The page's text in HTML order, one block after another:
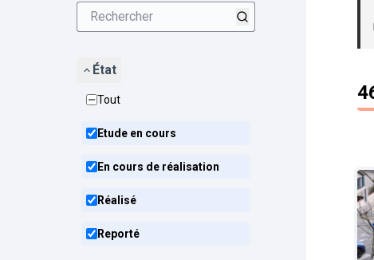
État
Tout
Etude en cours
En cours de réalisation
Réalisé
Reporté